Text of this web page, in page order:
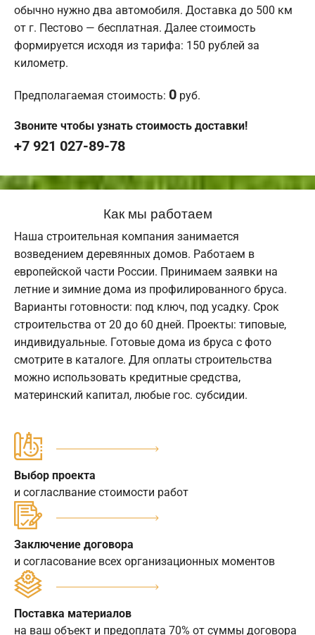
обычно нужно два автомобиля. Доставка до 500 км
от г. Пестово — бесплатная. Далее стоимость
формируется исходя из тарифа: 150 рублей за
километр.
Предполагаемая стоимость: 0 руб.
Звоните чтобы узнать стоимость доставки!
+7 921 027-89-78
Как мы работаем
Наша строительная компания занимается
возведением деревянных домов. Работаем в
европейской части России. Принимаем заявки на
летние и зимние дома из профилированного бруса.
Варианты готовности: под ключ, под усадку. Срок
строительства от 20 до 60 дней. Проекты: типовые,
индивидуальные. Готовые дома из бруса с фото
смотрите в каталоге. Для оплаты строительства
можно использовать кредитные средства,
материнский капитал, любые гос. субсидии.
Выбор проекта
и согласлвание стоимости работ
Заключение договора
и согласование всех организационных моментов
Поставка материалов
на ваш объект и предоплата 70% от суммы договора